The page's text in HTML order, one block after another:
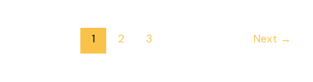
1 2 3 Next →